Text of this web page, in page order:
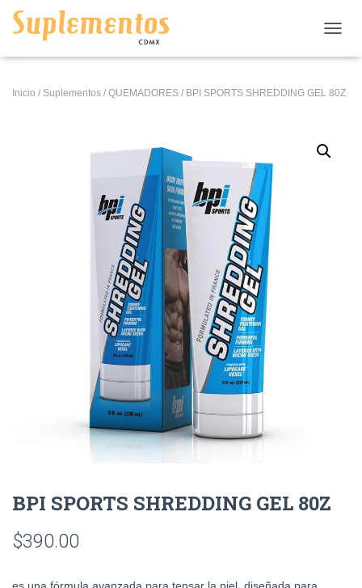
Inicio / Suplementos / QUEMADORES / BPI SPORTS SHREDDING GEL 80Z
BPI SPORTS SHREDDING GEL 80Z
$390.00